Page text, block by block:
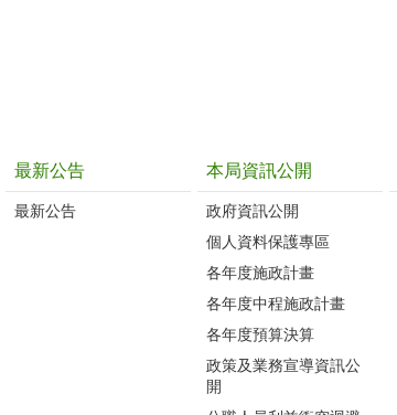
最新公告
最新公告
本局資訊公開
政府資訊公開
個人資料保護專區
各年度施政計畫
各年度中程施政計畫
各年度預算決算
政策及業務宣導資訊公
開